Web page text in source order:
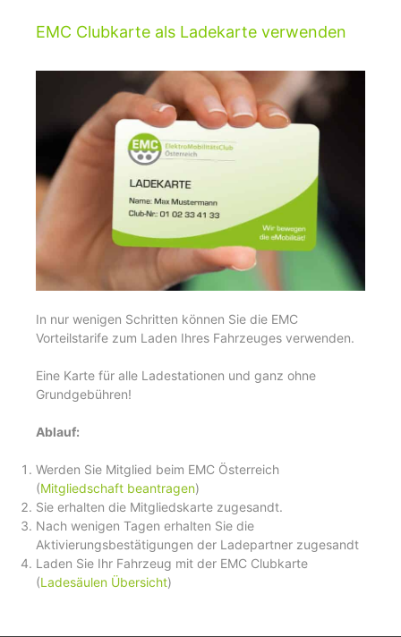
EMC Clubkarte als Ladekarte verwenden
In nur wenigen Schritten können Sie die EMC
Vorteilstarife zum Laden Ihres Fahrzeuges verwenden.
Eine Karte für alle Ladestationen und ganz ohne
Grundgebühren!
Ablauf:
Werden Sie Mitglied beim EMC Österreich
(Mitgliedschaft beantragen)
Sie erhalten die Mitgliedskarte zugesandt.
Nach wenigen Tagen erhalten Sie die
Aktivierungsbestätigungen der Ladepartner zugesandt
Laden Sie Ihr Fahrzeug mit der EMC Clubkarte
(Ladesäulen Übersicht)